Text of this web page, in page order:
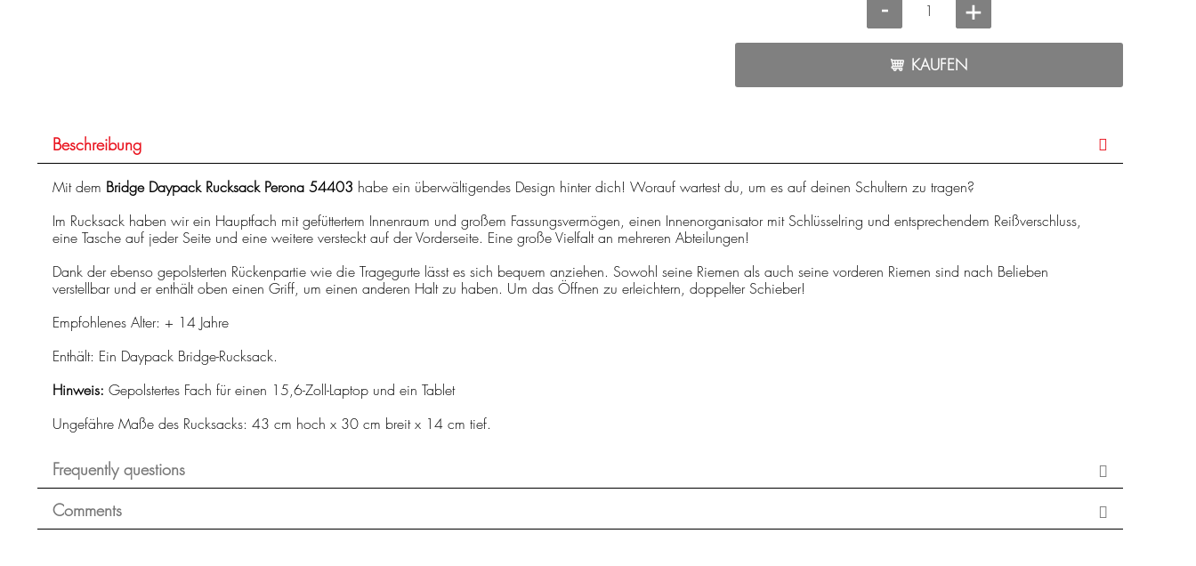
- +
KAUFEN
Beschreibung
Mit dem Bridge Daypack Rucksack Perona 54403 habe ein überwältigendes Design hinter dich! Worauf wartest du, um es auf deinen Schultern zu tragen?
Im Rucksack haben wir ein Hauptfach mit gefüttertem Innenraum und großem Fassungsvermögen, einen Innenorganisator mit Schlüsselring und entsprechendem Reißverschluss,
eine Tasche auf jeder Seite und eine weitere versteckt auf der Vorderseite. Eine große Vielfalt an mehreren Abteilungen!
Dank der ebenso gepolsterten Rückenpartie wie die Tragegurte lässt es sich bequem anziehen. Sowohl seine Riemen als auch seine vorderen Riemen sind nach Belieben
verstellbar und er enthält oben einen Griff, um einen anderen Halt zu haben. Um das Öffnen zu erleichtern, doppelter Schieber!
Empfohlenes Alter: + 14 Jahre
Enthält: Ein Daypack Bridge-Rucksack.
Hinweis: Gepolstertes Fach für einen 15,6-Zoll-Laptop und ein Tablet
Ungefähre Maße des Rucksacks: 43 cm hoch x 30 cm breit x 14 cm tief.
Frequently questions
Comments